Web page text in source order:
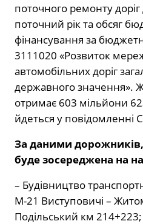
поточного ремонту
поточний рік та обсяг
фінансування за
3111020 «Розвиток
автомобільних доріг
державного значення».
отримає 603 мільйони
йдеться у повідомленні
За даними дорожників,
буде зосереджена на
– Будівництво
М-21 Виступовичі –
Подільський км